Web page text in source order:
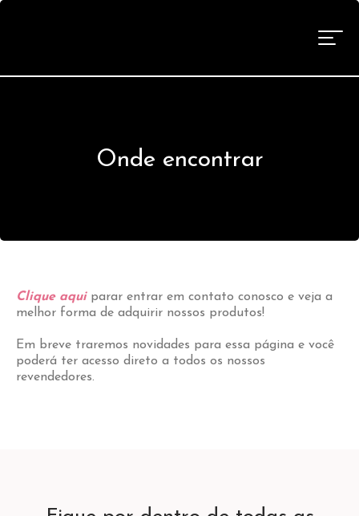
Onde encontrar
Clique aqui parar entrar em contato conosco e veja a
melhor forma de adquirir nossos produtos!
Em breve traremos novidades para essa página e você
poderá ter acesso direto a todos os nossos
revendedores.